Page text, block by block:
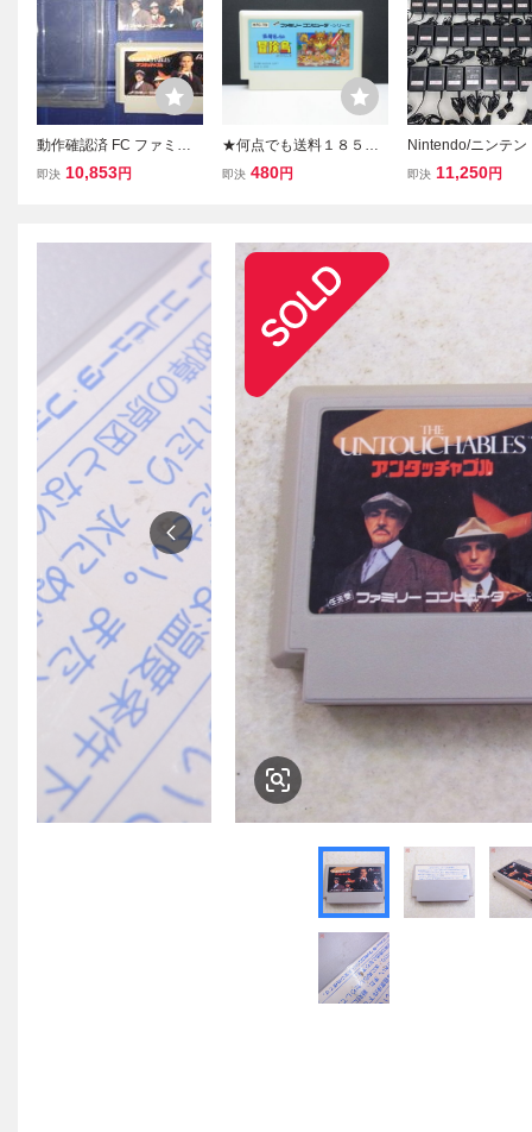
動作確認済 FC ファミコ
ン アンタッチャブル THE
即決 10,853円
★何点でも送料１８５円
★ ⑨ 高橋名人の冒険島
即決 480円
Nintendo/ニンテン
ァミコン・スーフ
即決 11,250円